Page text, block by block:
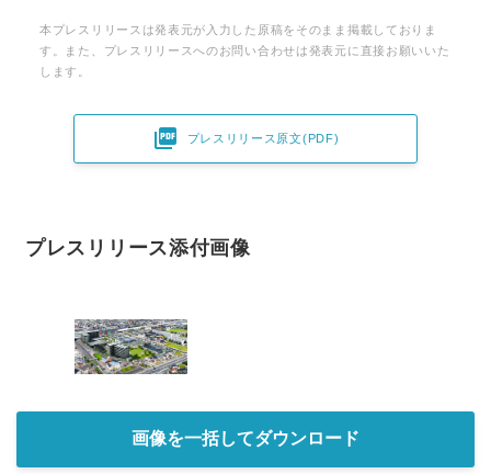
本プレスリリースは発表元が入力した原稿をそのまま掲載しておりま
す。また、プレスリリースへのお問い合わせは発表元に直接お願いいた
します。
 プレスリリース原文(PDF)
プレスリリース添付画像
画像を一括してダウンロード